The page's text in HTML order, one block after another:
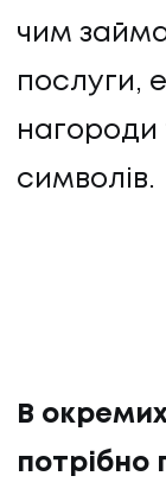
чим
послуги,
символів.
В
потрібно